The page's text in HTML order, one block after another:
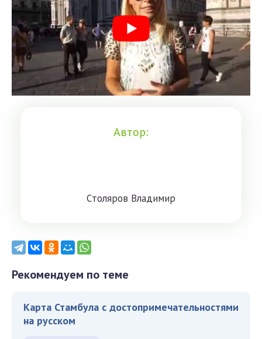
Автор:
Cтoлярoв Влaдимиp
Рекомендуем по теме
Карта Стамбула с достопримечательностями
на русском